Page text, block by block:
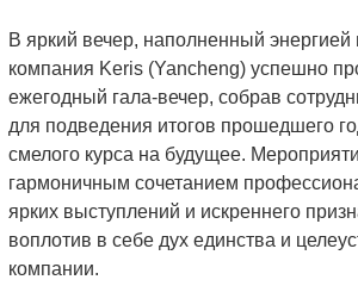
В яркий вечер, наполненный
компания Keris (Yancheng) успешно
ежегодный гала-вечер, собрав
для подведения итогов прошедшего
смелого курса на будущее.
гармоничным сочетанием
ярких выступлений и искреннего
воплотив в себе дух единства и
компании.